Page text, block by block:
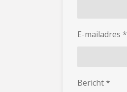
E-mailadres *
Bericht *